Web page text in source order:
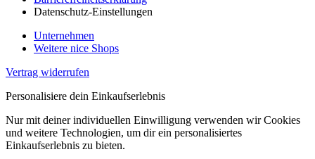
Datenschutz-Einstellungen
Unternehmen
Weitere nice Shops
Vertrag widerrufen
Personalisiere dein Einkaufserlebnis
Nur mit deiner individuellen Einwilligung verwenden wir Cookies
und weitere Technologien, um dir ein personalisiertes
Einkaufserlebnis zu bieten.